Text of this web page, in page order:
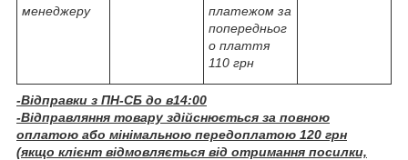
менеджеру
платежом за
попередньог
о плаття
110 грн
-Відправки з ПН-СБ до в14:00
-Відправляння товару здійснюється за повною
оплатою або мінімальною передоплатою 120 грн
(якщо клієнт відмовляється від отримання посилки,